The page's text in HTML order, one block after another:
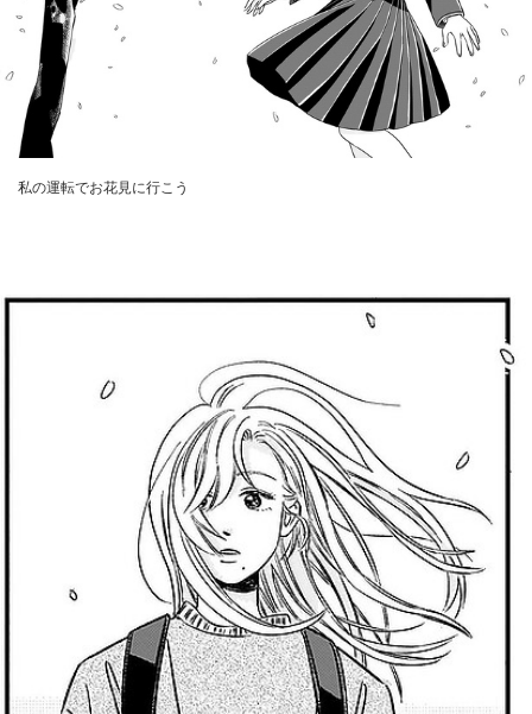
私の運転でお花見に行こう